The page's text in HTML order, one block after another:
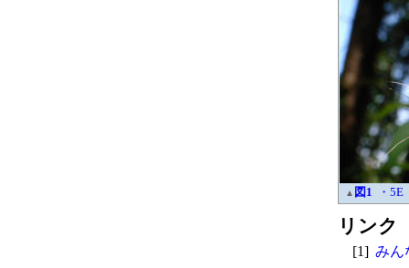
▲ 図1 ・5E
リンク
[1] みん